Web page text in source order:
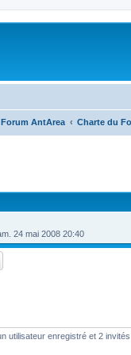
AntArea Charte du
24 mai 2008 20:40
utilisateur enregistré et 2 invités